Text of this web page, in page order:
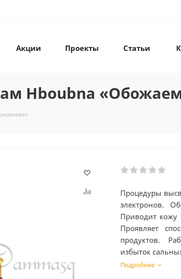
Акции Проекты Статьи
Hboubna
Процедуры
электронов.
Приводит кожу
Проявляет
продуктов.
избыток
Подробнее